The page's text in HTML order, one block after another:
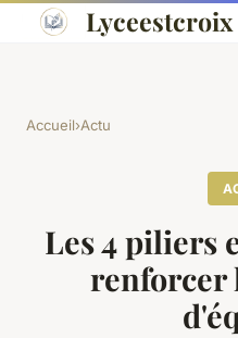
Lyceestcroix
Accueil›Actu
Les 4 piliers
renforcer